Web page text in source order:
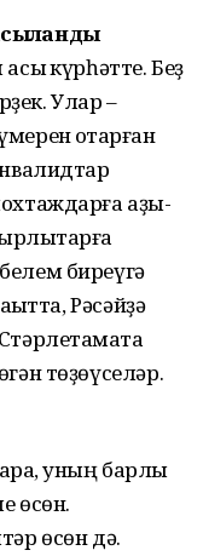
күрһәтте. Беҙ
Улар –
ҡотҡарған
аҙыҡ-
биреүгә
Рәсәйҙә
төҙөүселәр.
уның барлыҡ
өсөн.
өсөн дә.